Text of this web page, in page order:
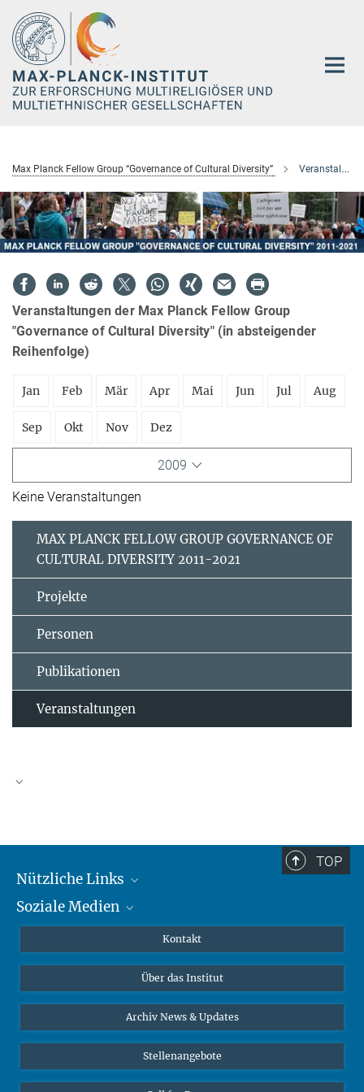
Hauptinhalt
Max Planck Fellow Group “Governance of Cultural Diversity” Veranstaltungen
Veranstaltungen der Max Planck Fellow Group
"Governance of Cultural Diversity" (in absteigender
Reihenfolge)
Jan Feb Mär Apr Mai Jun Jul Aug
Sep Okt Nov Dez
2009
Keine Veranstaltungen
MAX PLANCK FELLOW GROUP GOVERNANCE OF
CULTURAL DIVERSITY 2011-2021
Projekte
Personen
Publikationen
Veranstaltungen
TOP
Nützliche Links
MMG Alumni Corner
Online-Vorträge
Interviews zum Thema "Diversity"
Soziale Medien
Bluesky
Kontakt
Über das Institut
Archiv News & Updates
Stellenangebote